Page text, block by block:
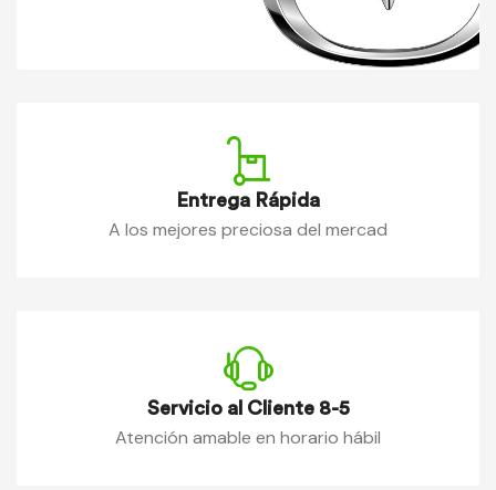
Entrega Rápida
A los mejores preciosa del mercad
Servicio al Cliente 8-5
Atención amable en horario hábil